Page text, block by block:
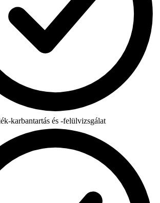
karbantartás és -felülvizsgálat